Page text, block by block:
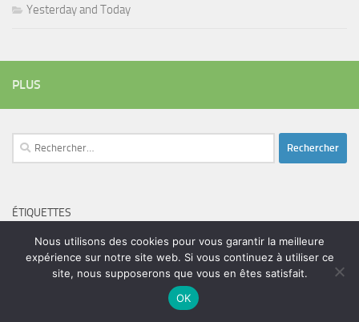
Yesterday and Today
PLUS
Rechercher :
ÉTIQUETTES
adam bomb amar sundy batteurbeatlesblues blues rock
bootleneck chanteur chanteuse coltrane duc des lombards erick bamy
festival glenn hughes
herbie hancock
Nous utilisons des cookies pour vous garantir la meilleure
expérience sur notre site web. Si vous continuez à utiliser ce
site, nous supposerons que vous en êtes satisfait.
OK